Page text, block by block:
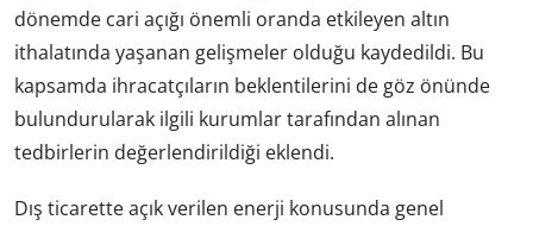
dönemde cari açığı önemli oranda etkileyen altın
ithalatında yaşanan gelişmeler olduğu kaydedildi. Bu
kapsamda ihracatçıların beklentilerini de göz önünde
bulundurularak ilgili kurumlar tarafından alınan
tedbirlerin değerlendirildiği eklendi.
Dış ticarette açık verilen enerji konusunda genel